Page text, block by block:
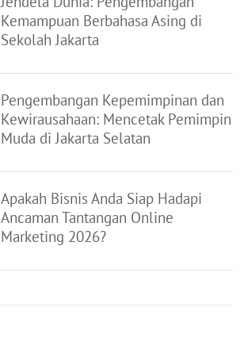
Kemampuan Berbahasa Asing di
Sekolah Jakarta
Pengembangan Kepemimpinan dan
Kewirausahaan: Mencetak Pemimpin
Muda di Jakarta Selatan
Apakah Bisnis Anda Siap Hadapi
Ancaman Tantangan Online
Marketing 2026?